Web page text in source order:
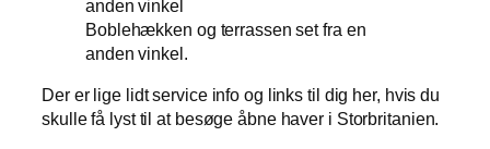
Boblehækken og terrassen set fra en
anden vinkel.
Der er lige lidt service info og links til dig her, hvis du
skulle få lyst til at besøge åbne haver i Storbritanien.